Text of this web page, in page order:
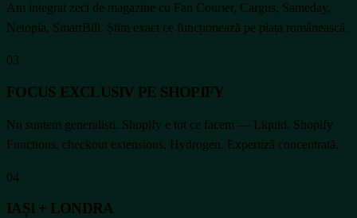
Am integrat zeci de magazine cu Fan Courier, Cargus, Sameday,
Netopia, SmartBill. Știm exact ce funcționează pe piața românească.
03
FOCUS EXCLUSIV PE SHOPIFY
Nu suntem generaliști. Shopify e tot ce facem — Liquid, Shopify
Functions, checkout extensions, Hydrogen. Expertiză concentrată.
04
IAȘI + LONDRA